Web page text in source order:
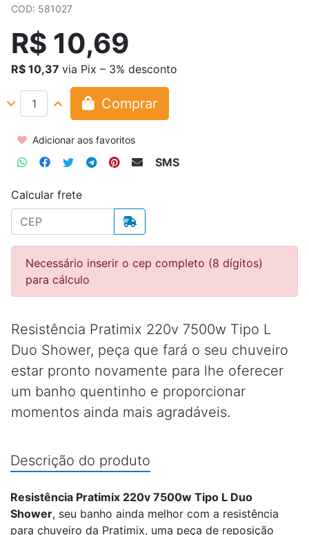
COD: 581027
R$ 10,69
R$ 10,37 via Pix – 3% desconto
Comprar
Adicionar aos favoritos
SMS
Calcular frete
Necessário inserir o cep completo (8 dígitos)
para cálculo
Resistência Pratimix 220v 7500w Tipo L
Duo Shower, peça que fará o seu chuveiro
estar pronto novamente para lhe oferecer
um banho quentinho e proporcionar
momentos ainda mais agradáveis.
Descrição do produto
Resistência Pratimix 220v 7500w Tipo L Duo
Shower, seu banho ainda melhor com a resistência
para chuveiro da Pratimix, uma peça de reposição